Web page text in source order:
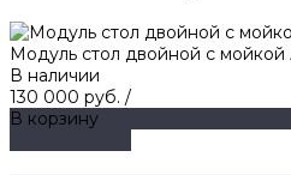
Модуль стол двойной с
В наличии
130 000 руб. /
В корзину